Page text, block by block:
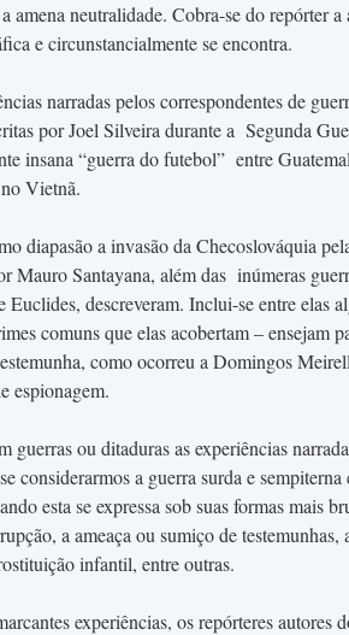
amena neutralidade. Cobra-se do repórter
e circunstancialmente se encontra.
narradas pelos correspondentes de
por Joel Silveira durante a Segunda
insana “guerra do futebol” entre
Vietnã.
diapasão a invasão da Checoslováquia
Mauro Santayana, além das inúmeras
Euclides, descreveram. Inclui-se entre elas
comuns que elas acobertam – ensejam
como ocorreu a Domingos
espionagem.
guerras ou ditaduras as experiências
considerarmos a guerra surda e
esta se expressa sob suas formas mais
a ameaça ou sumiço de
infantil, entre outras.
experiências, os repórteres